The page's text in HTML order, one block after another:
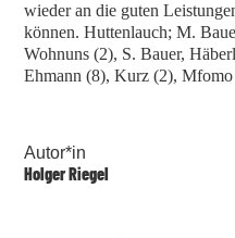
wieder an die guten
können. Huttenlauch; M.
Wohnuns (2), S. Bauer,
Ehmann (8), Kurz (2),
Autor*in
Holger Riegel